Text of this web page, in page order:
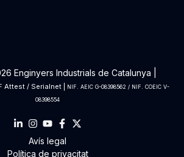
Enginyers Industrials de Catalunya |
Attest/ Serialnet|
NIF. AEIC G-08398562 / NIF. COEIC V-
08398554
Avís legal
Política de privacitat